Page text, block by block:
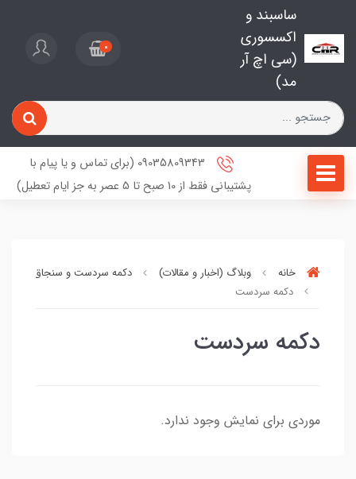
ساسبند و
اکسسوری
(سی اچ آر
مد)
0
09035809343 (برای تماس و یا پیام با
پشتیبانی فقط از 10 صبح تا 5 عصر به جز ایام تعطیل)
خانه وبلاگ (اخبار و مقالات)
دکمه سردست و سنجاق کراوات
دکمه سردست
دکمه سردست
موردی برای نمایش وجود ندارد.